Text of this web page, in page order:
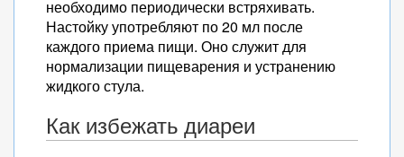
необходимо периодически встряхивать.
Настойку употребляют по 20 мл после
каждого приема пищи. Оно служит для
нормализации пищеварения и устранению
жидкого стула.
Как избежать диареи